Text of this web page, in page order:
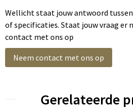
Wellicht staat jouw antwoord
of specificaties. Staat jouw vraag er
contact met ons op
Neem contact met ons op
Gerelateerde